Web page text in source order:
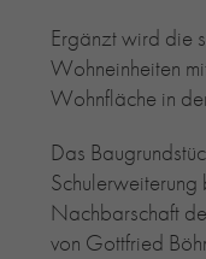
Ergänzt wird die
Wohneinheiten
Wohnfläche in
Das
Nachbarschaft
von Gottfried